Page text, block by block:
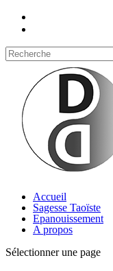
Accueil
Sagesse Taoïste
Epanouissement
A propos
Sélectionner une page